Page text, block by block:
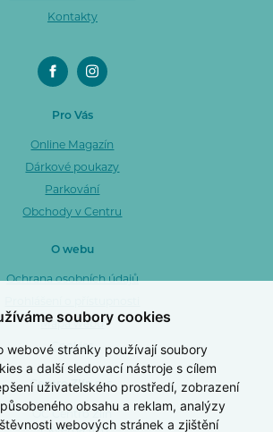
soubory cookies
webové stránky používají soubory
a další sledovací nástroje s cílem
uživatelského prostředí, zobrazení
obsahu a reklam, analýzy
webových stránek a zjištění
Kontakty
Pro Vás
Online Magazín
Dárkové poukazy
Parkování
Obchody v Centru
O webu
Ochrana osobních údajů
Mapa webu
Cookies
Centro Zlín a. s.
OC Centro Zlín